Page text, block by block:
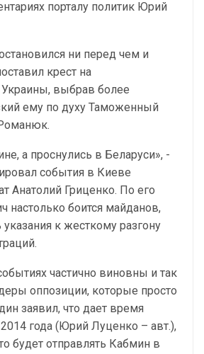
порталу политик Юрий
ни перед чем и
крест на
Украины, выбрав более
ему по духу Таможенный
а проснулись в Беларуси», -
события в Киеве
Анатолий Гриценко. По его
настолько боится майданов,
указания к жесткому разгону
частично виновны и так
оппозиции, которые просто
заявил, что дает время
года (Юрий Луценко – авт.),
будет отправлять Кабмин в